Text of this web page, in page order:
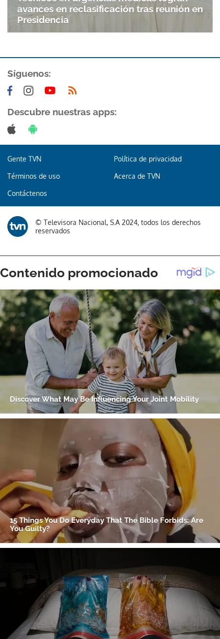
Gracias por suscribirte a nuestro boletín.
ACEPTAR
avances en reclasificación tras reunión en
Presidencia
Síguenos:
Descubre nuestras apps:
Gente TVN Política de privacidad
Términos de uso Acerca de TVN
Contáctenos
© Televisora Nacional, S.A 2024, todos los derechos
reservados